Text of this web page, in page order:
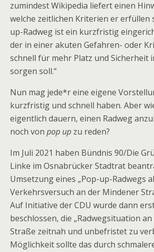
zumindest Wikipedia liefert einen
welche zeitlichen Kriterien er erfüllen
up-Radweg ist ein kurzfristig
der in einer akuten Gefahren- oder
schnell für mehr Platz und Sicherheit
sorgen soll.“
Nun mag jede*r eine eigene
kurzfristig und schnell haben. Aber
eigentlich dauern, einen Radweg
noch von pop up zu reden?
Im Juli 2021 haben Bündnis 90/Die
Linke im Osnabrücker Stadtrat
Umsetzung eines „Pop-up-Radwegs
Verkehrsversuch an der Mindener
Auf Initiative der CDU wurde dann
beschlossen, die „Radwegsituation
Straße zeitnah und unbefristet zu
Möglichkeit sollte das durch